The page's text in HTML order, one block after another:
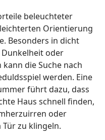
beleuchteter
Orientierung
Besonders in dicht
oder
die Suche nach
werden. Eine
führt dazu, dass
Haus schnell finden,
oder
zu klingeln.